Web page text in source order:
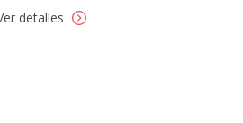
detalles